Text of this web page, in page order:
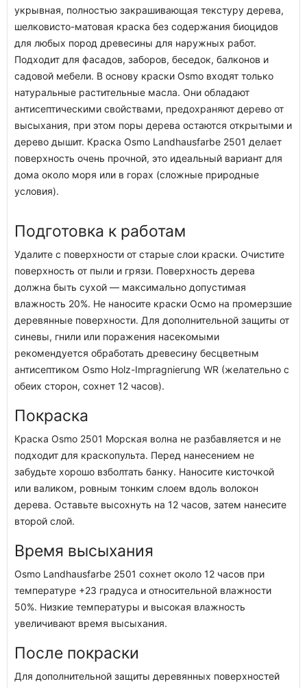
укрывная, полностью закрашивающая текстуру дерева,
шелковисто-матовая краска без содержания биоцидов
для любых пород древесины для наружных работ.
Подходит для фасадов, заборов, беседок, балконов и
садовой мебели. В основу краски Osmo входят только
натуральные растительные масла. Они обладают
антисептическими свойствами, предохраняют дерево от
высыхания, при этом поры дерева остаются открытыми и
дерево дышит. Краска Osmo Landhausfarbe 2501 делает
поверхность очень прочной, это идеальный вариант для
дома около моря или в горах (сложные природные
условия).
Подготовка к работам
Удалите с поверхности от старые слои краски. Очистите
поверхность от пыли и грязи. Поверхность дерева
должна быть сухой — максимально допустимая
влажность 20%. Не наносите краски Осмо на промерзшие
деревянные поверхности. Для дополнительной защиты от
синевы, гнили или поражения насекомыми
рекомендуется обработать древесину бесцветным
антисептиком Osmo Holz-Impragnierung WR (желательно с
обеих сторон, сохнет 12 часов).
Покраска
Краска Osmo 2501 Морская волна не разбавляется и не
подходит для краскопульта. Перед нанесением не
забудьте хорошо взболтать банку. Наносите кисточкой
или валиком, ровным тонким слоем вдоль волокон
дерева. Оставьте высохнуть на 12 часов, затем нанесите
второй слой.
Время высыхания
Osmo Landhausfarbe 2501 сохнет около 12 часов при
температуре +23 градуса и относительной влажности
50%. Низкие температуры и высокая влажность
увеличивают время высыхания.
После покраски
Для дополнительной защиты деревянных поверхностей